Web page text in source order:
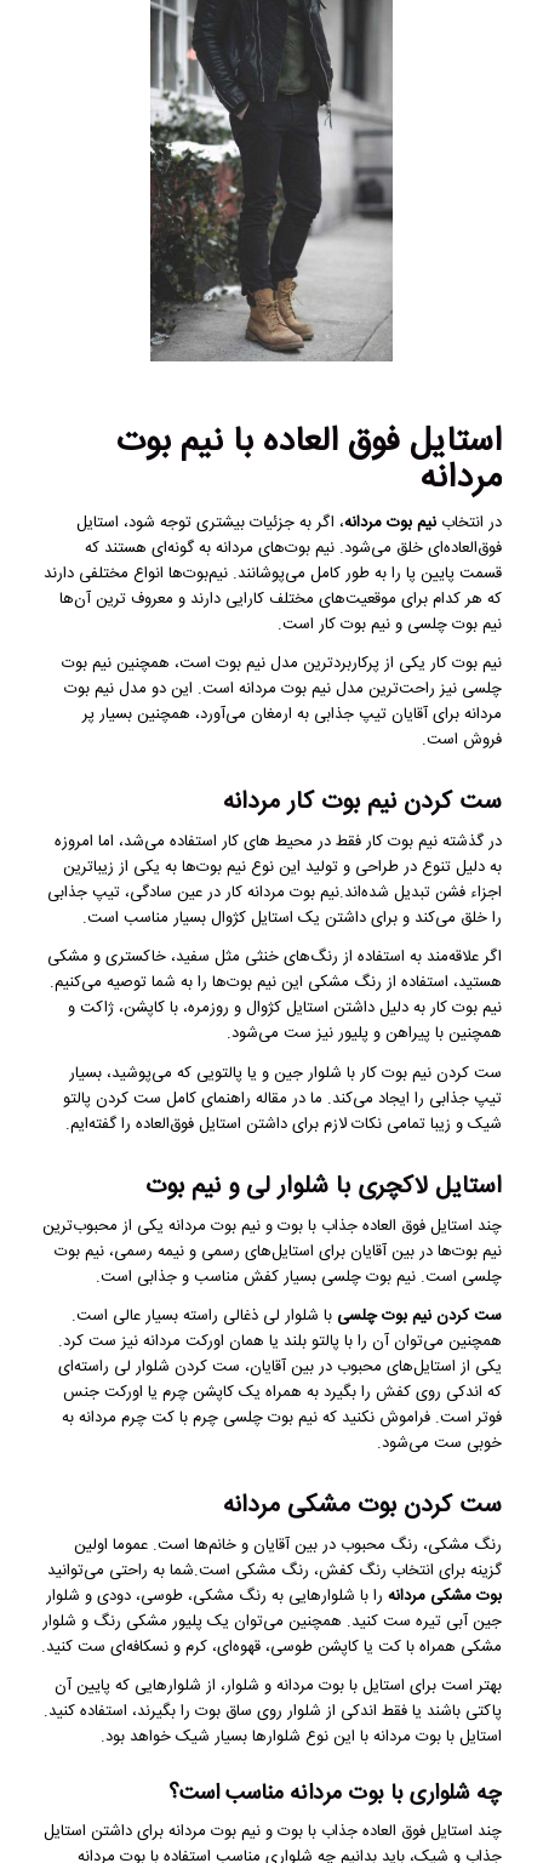
استایل فوق‌ العاده با نیم بوت
مردانه
در انتخاب نیم بوت مردانه، اگر به جزئیات بیشتری توجه شود، استایل
فوق‌العاده‌ای خلق می‌شود. نیم بوت‌های مردانه به گونه‌ای هستند که
قسمت پایین پا را به طور کامل می‌پوشانند. نیم‌بوت‌ها انواع مختلفی دارند
که هر کدام برای موقعیت‌های مختلف کارایی دارند و معروف ترین آن‌ها
نیم بوت چلسی و نیم بوت کار است.
نیم بوت کار یکی از پرکاربردترین مدل نیم بوت‌ است، همچنین نیم بوت
چلسی نیز راحت‌ترین مدل نیم بوت مردانه است. این دو مدل نیم بوت
مردانه برای آقایان تیپ جذابی به ارمغان می‌آورد، همچنین بسیار پر
فروش است.
ست کردن نیم بوت کار مردانه
در گذشته نیم بوت کار فقط در محیط‌ های کار استفاده می‌شد، اما امروزه
به دلیل تنوع در طراحی و تولید این نوع نیم بوت‌ها به یکی از زیباترین
اجزاء فشن تبدیل شده‌اند.نیم بوت مردانه کار در عین سادگی، تیپ جذابی
را خلق می‌کند و برای داشتن یک استایل کژوال بسیار مناسب است.
اگر علاقه‌مند به استفاده از رنگ‌های خنثی مثل سفید، خاکستری و مشکی
هستید، استفاده از رنگ مشکی این نیم بوت‌ها را به شما توصیه می‌کنیم.
نیم بوت کار به دلیل داشتن استایل کژوال و روزمره، با کاپشن، ژاکت و
همچنین با پیراهن و پلیور نیز ست می‌شود.
ست کردن نیم بوت کار با شلوار جین و یا پالتویی که می‌پوشید، بسیار
تیپ جذابی را ایجاد می‌کند. ما در مقاله راهنمای کامل ست کردن پالتو
شیک و زیبا تمامی نکات لازم برای داشتن استایل فوق‌العاده را گفته‌ایم.
استایل لاکچری با شلوار لی و نیم بوت
چند استایل فوق‌ العاده جذاب با بوت و نیم بوت مردانه یکی از محبوب‌ترین
نیم بوت‌ها در بین آقایان برای استایل‌های رسمی و نیمه رسمی، نیم بوت
چلسی است. نیم بوت چلسی بسیار کفش مناسب و جذابی است.
ست کردن نیم بوت چلسی با شلوار لی ذغالی راسته بسیار عالی است.
همچنین می‌توان آن را با پالتو بلند یا همان اورکت مردانه نیز ست کرد.
یکی از استایل‌های محبوب در بین آقایان، ست کردن شلوار لی راسته‌ای
که اندکی روی کفش را بگیرد به همراه یک کاپشن چرم یا اورکت جنس
فوتر است. فراموش نکنید که نیم بوت چلسی چرم با کت چرم مردانه به
خوبی ست می‌شود.
ست کردن بوت مشکی مردانه
رنگ مشکی، رنگ محبوب در بین آقایان و خانم‌ها است. عموما اولین
گزینه برای انتخاب رنگ کفش، رنگ مشکی است.شما به راحتی می‌توانید
بوت مشکی مردانهرا با شلوار‌هایی به رنگ مشکی، طوسی، دودی و شلوار
جین آبی تیره ست کنید. همچنین می‌توان یک پلیور مشکی رنگ و شلوار
مشکی همراه با کت یا کاپشن طوسی، قهوه‌ای، کرم و نسکافه‌ای ست کنید.
بهتر است برای استایل با بوت مردانه و شلوار، از شلوارهایی که پایین آن
پاکتی باشند یا فقط اندکی از شلوار روی ساق بوت را بگیرند، استفاده کنید.
استایل با بوت مردانه با این نوع شلوار‌ها بسیار شیک خواهد بود.
چه شلواری با بوت مردانه مناسب است؟
چند استایل فوق‌ العاده جذاب با بوت و نیم بوت مردانه برای داشتن استایل
جذاب و شیک، باید بدانیم چه شلواری مناسب استفاده با بوت مردانه